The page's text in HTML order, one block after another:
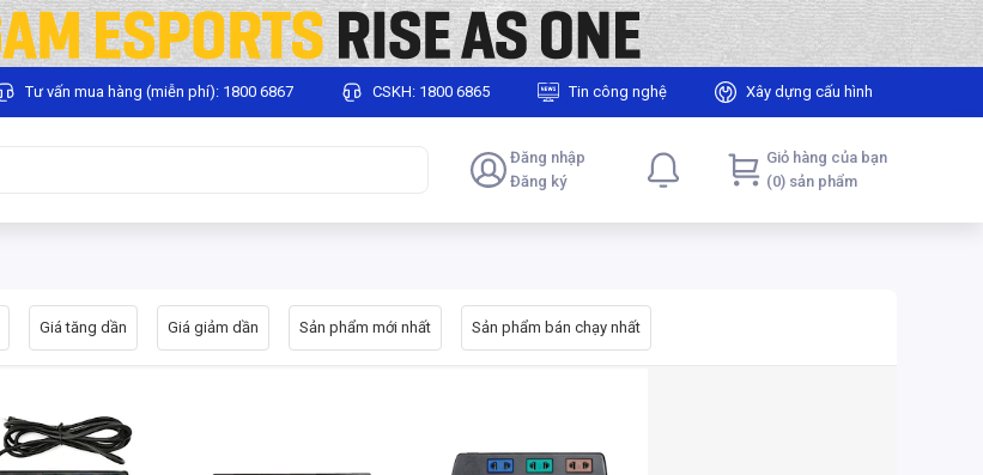
Tư vấn mua hàng (miễn phí): 1800 6867 CSKH: 1800 6865 Tin công nghệ Xây dựng cấu hình
Đăng nhập
Đăng ký
Giỏ hàng của bạn
(0) sản phẩm
Giá tăng dần Giá giảm dần Sản phẩm mới nhất Sản phẩm bán chạy nhất